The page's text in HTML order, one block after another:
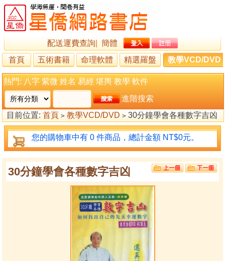
配送運費查詢
簡體
首頁
五術書籍 命理軟體 精選羅盤 教學VCD/DVD
熱門: 八字 紫微 姓名 易經 堪輿 教學 軟件
進階搜索
目前位置: 首頁 > 教學VCD/DVD > 30分鐘學會各種數字吉凶
您的購物車中有 0 件商品，總計金額 NT$0元。
30分鐘學會各種數字吉凶